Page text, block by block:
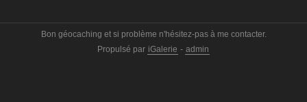
Bon géocaching et si problème n'hésitez-pas à me contacter.
Propulsé par iGalerie - admin